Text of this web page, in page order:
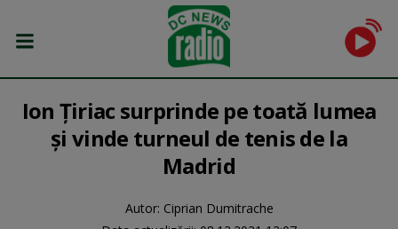
Ion Țiriac surprinde pe toată lumea
și vinde turneul de tenis de la
Madrid
Autor: Ciprian Dumitrache